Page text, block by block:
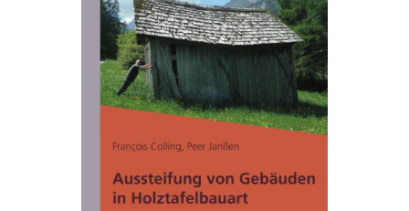
IN DEN WARENKORB